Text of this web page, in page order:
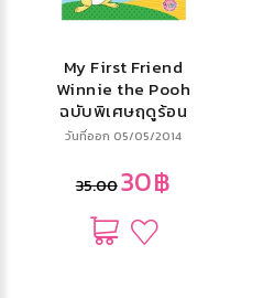
My First Friend
Winnie the Pooh
ฉบับพิเศษฤดูร้อน
Summer Special
วันที่ออก 05/05/2014
35.0030฿